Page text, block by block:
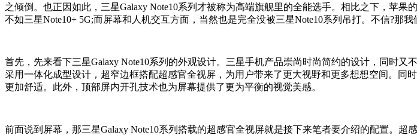
之倾倒。也正因如此，三星Galaxy Note10系列才被称为高端旗舰里的全能选手。相比之下，苹
不如三星Note10+ 5G;而屏幕和人机交互方面，当然也是完全没被三星Note10系列吊打。不信?那
首先，先来看下三星Galaxy Note10系列的外观设计。三星手机产品崇尚时尚简约的设计，同时又
采用一体化成型设计，超窄边框搭配超感官全视屏，为用户带来了更大视野和更多想想空间。
更加舒适。此外，顶部屏内开孔技术也为屏幕提供了更为平衡的视觉美感。
前面说到屏幕，那三星Galaxy Note10系列搭载的超感官全视屏就是接下来笔者要介绍的配置。